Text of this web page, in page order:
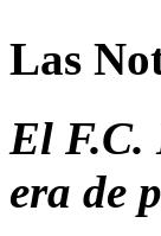
Las
El F.C.
era de